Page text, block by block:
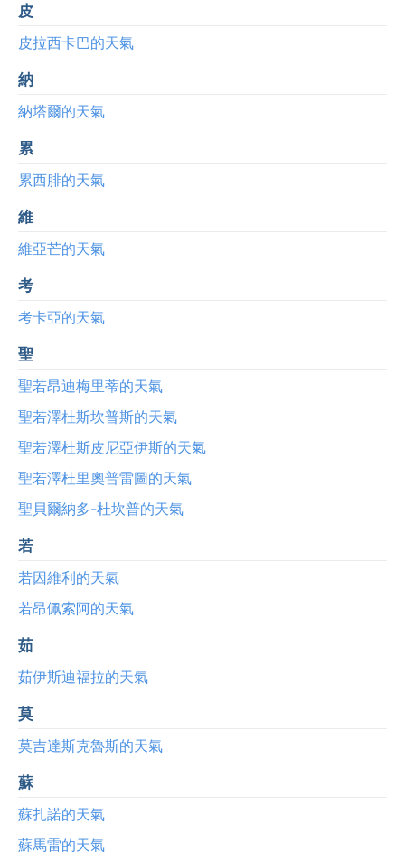
皮
皮拉西卡巴的天氣
納
納塔爾的天氣
累
累西腓的天氣
維
維亞芒的天氣
考
考卡亞的天氣
聖
聖若昂迪梅里蒂的天氣
聖若澤杜斯坎普斯的天氣
聖若澤杜斯皮尼亞伊斯的天氣
聖若澤杜里奧普雷圖的天氣
聖貝爾納多-杜坎普的天氣
若
若因維利的天氣
若昂佩索阿的天氣
茹
茹伊斯迪福拉的天氣
莫
莫吉達斯克魯斯的天氣
蘇
蘇扎諾的天氣
蘇馬雷的天氣